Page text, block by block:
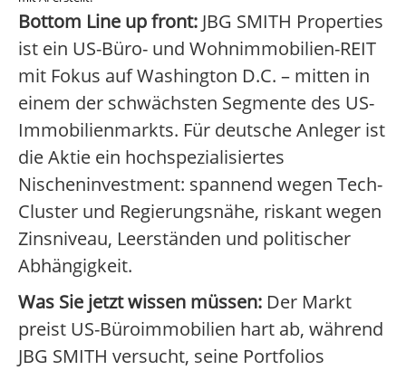
Bottom Line up front: JBG SMITH Properties
ist ein US-Büro- und Wohnimmobilien-REIT
mit Fokus auf Washington D.C. – mitten in
einem der schwächsten Segmente des US-
Immobilienmarkts. Für deutsche Anleger ist
die Aktie ein hochspezialisiertes
Nischeninvestment: spannend wegen Tech-
Cluster und Regierungsnähe, riskant wegen
Zinsniveau, Leerständen und politischer
Abhängigkeit.
Was Sie jetzt wissen müssen: Der Markt
preist US-Büroimmobilien hart ab, während
JBG SMITH versucht, seine Portfolios